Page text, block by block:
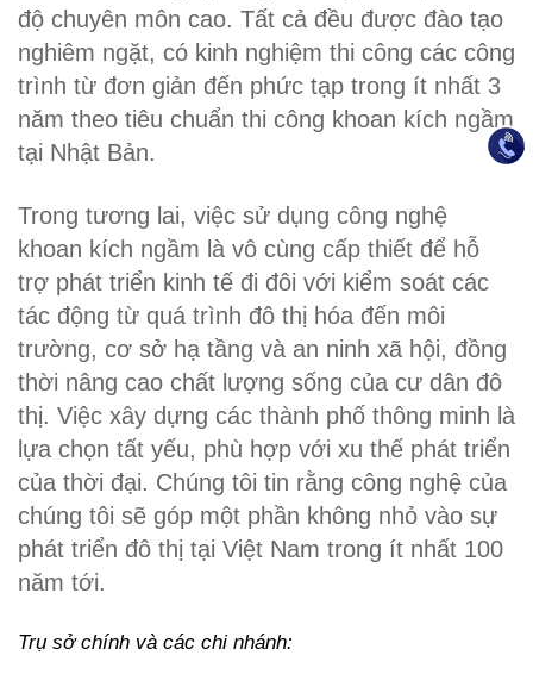
độ chuyên môn cao. Tất cả đều được đào tạo
nghiêm ngặt, có kinh nghiệm thi công các công
trình từ đơn giản đến phức tạp trong ít nhất 3
năm theo tiêu chuẩn thi công khoan kích ngầm
tại Nhật Bản.
Trong tương lai, việc sử dụng công nghệ
khoan kích ngầm là vô cùng cấp thiết để hỗ
trợ phát triển kinh tế đi đôi với kiểm soát các
tác động từ quá trình đô thị hóa đến môi
trường, cơ sở hạ tầng và an ninh xã hội, đồng
thời nâng cao chất lượng sống của cư dân đô
thị. Việc xây dựng các thành phố thông minh là
lựa chọn tất yếu, phù hợp với xu thế phát triển
của thời đại. Chúng tôi tin rằng công nghệ của
chúng tôi sẽ góp một phần không nhỏ vào sự
phát triển đô thị tại Việt Nam trong ít nhất 100
năm tới.
Trụ sở chính và các chi nhánh: